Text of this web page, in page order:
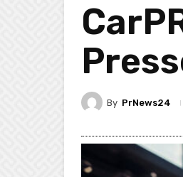
By PrNews24